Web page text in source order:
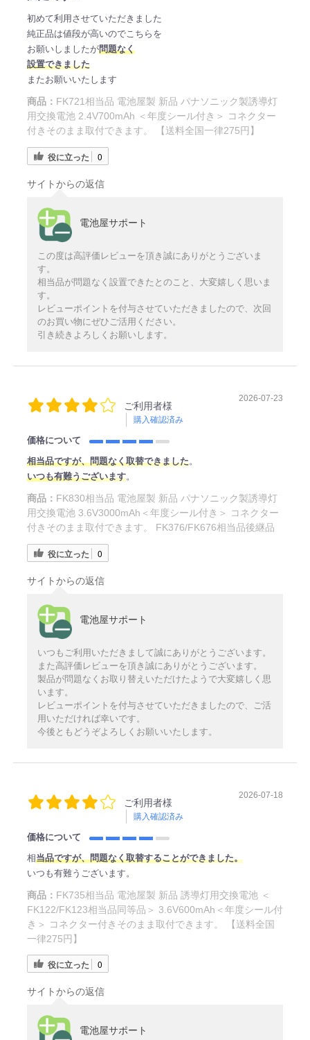
初めて利用させていただきました
純正品は値段が高いのでこちらを
お願いしましたが問題なく
設置できました
またお願いいたします
商品： FK721相当品 電池屋製 新品 パナソニック製誘導灯
用交換電池 2.4V700mAh ＜年度シール付き＞ コネクター
付きそのまま取付できます。 【送料全国一律275円】
役に立った 0
サイトからの返信
電池屋サポート
この度は高評価レビューを頂き誠にありがとうございま
す。
相当品が問題なく設置できたとのこと、大変嬉しく思いま
す。
レビューポイントを付与させていただきましたので、次回
のお買い物にぜひご活用ください。
引き続きよろしくお願いします。
ご利用者様
購入確認済み
2026-07-23
価格について
相当品ですが、問題なく取替できました。
いつも有難うございます。
商品： FK830相当品 電池屋製 新品 パナソニック製誘導灯
用交換電池 3.6V3000mAh＜年度シール付き＞ コネクター
付きそのまま取付できます。 FK376/FK676相当品後継品
役に立った 0
サイトからの返信
電池屋サポート
いつもご利用いただきまして誠にありがとうございます。
また高評価レビューを頂き誠にありがとうございます。
製品が問題なくお取り替えいただけたようで大変嬉しく思
います。
レビューポイントを付与させていただきましたので、ご活
用いただければ幸いです。
今後ともどうぞよろしくお願いいたします。
ご利用者様
購入確認済み
2026-07-18
価格について
相当品ですが、問題なく取替することができました。
いつも有難うございます。
商品： FK735相当品 電池屋製 新品 誘導灯用交換電池 ＜
FK122/FK123相当品同等品＞ 3.6V600mAh＜年度シール付
き＞ コネクター付きそのまま取付できます。 【送料全国
一律275円】
役に立った 0
サイトからの返信
電池屋サポート